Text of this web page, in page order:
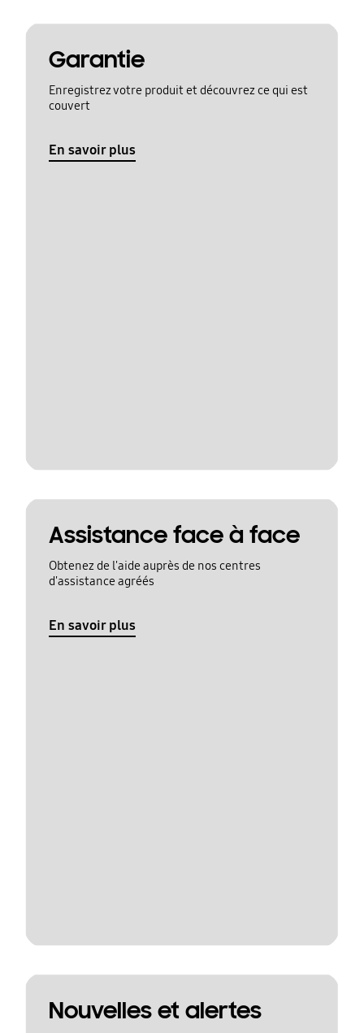
Garantie
Enregistrez votre produit et découvrez ce qui est
couvert
En savoir plus
Assistance face à face
Obtenez de l'aide auprès de nos centres
d'assistance agréés
En savoir plus
Nouvelles et alertes